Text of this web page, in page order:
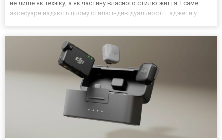
не лише як техніку, а як частину власного стилю життя. І саме
аксесуари надають цьому стилю індивідуальності. Гаджети у